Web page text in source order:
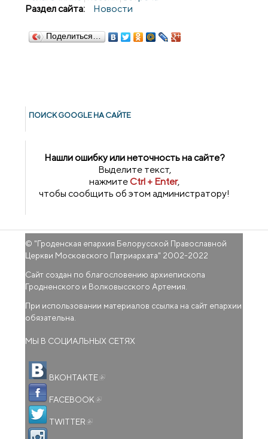
Раздел сайта:
Новости
Поделиться…
ПОИСК GOОGLE НА САЙТЕ
Нашли ошибку или неточность на сайте?
Выделите текст,
нажмитеCtrl + Enter,
чтобы сообщить об этом администратору!
© "Гроденская епархия Белорусской Православной
Церкви Московского Патриархата" 2002-2022
Сайт создан по благословению архиепископа
Гродненского и Волковысского Артемия.
При использовании материалов ссылка на сайт епархии
обязательна.
МЫ В СОЦИАЛЬНЫХ СЕТЯХ
ВКОНТАКТЕ
FACEBOOK
TWITTER